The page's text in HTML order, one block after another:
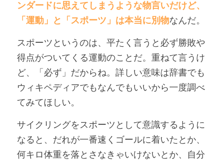
ンダードに思えてしまうような物言いだけど、
「運動」と「スポーツ」は本当に別物なんだ。
スポーツというのは、平たく言うと必ず勝敗や
得点がついてくる運動のことだ。重ねて言うけ
ど、「必ず」だからね。詳しい意味は辞書でも
ウィキペディアでもなんでもいいから一度調べ
てみてほしい。
サイクリングをスポーツとして意識するように
なると、だれが一番速くゴールに着いたとか、
何キロ体重を落とさなきゃいけないとか、自分